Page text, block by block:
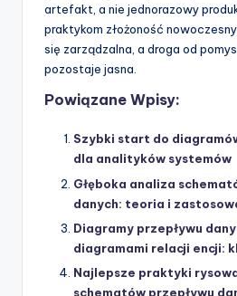
artefakt, a nie jednorazowy
praktykom złożoność
się zarządzalna, a droga od
pozostaje jasna.
Powiązane Wpisy:
Szybki start do
dla analityków systemów
Głęboka analiza
danych: teoria i
Diagramy przepływu
diagramami relacji encji:
Najlepsze praktyki
schematów przepływu